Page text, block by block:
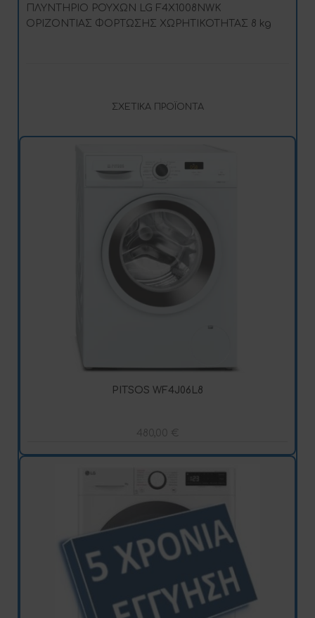
ΠΛΥΝΤΗΡΙΟ ΡΟΥΧΩΝ LG F4X1008NWK
ΟΡΙΖΟΝΤΙΑΣ ΦΟΡΤΩΣΗΣ ΧΩΡΗΤΙΚΟΤΗΤΑΣ 8 kg
ΣΧΕΤΙΚΆ ΠΡΟΪΌΝΤΑ
PITSOS WF4J06L8
480,00 €